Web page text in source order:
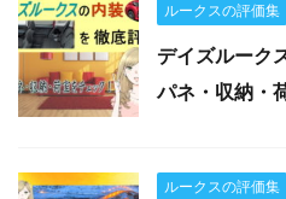
ルークスの評価集
デイズルーク
パネ・収納・
ルークスの評価集